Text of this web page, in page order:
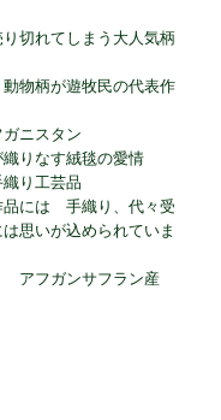
り切れてしまう大人気柄
物柄が遊牧民の代表作
ガニスタン
りなす絨毯の愛情
り工芸品
品には 手織り、代々受
思いが込められていま
アフガンサフラン産